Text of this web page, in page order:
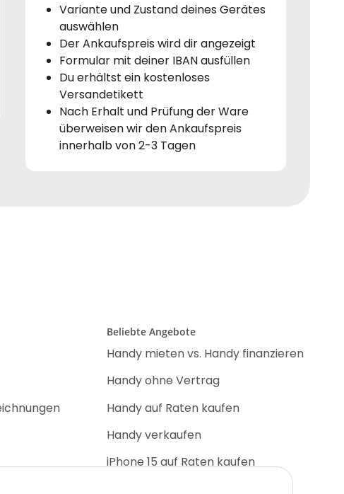
Variante und Zustand deines Gerätes
auswählen
Der Ankaufspreis wird dir angezeigt
Formular mit deiner IBAN ausfüllen
Du erhältst ein kostenloses
Versandetikett
Nach Erhalt und Prüfung der Ware
überweisen wir den Ankaufspreis
innerhalb von 2-3 Tagen
Beliebte Angebote
Handy mieten vs. Handy finanzieren
Handy ohne Vertrag
Handy auf Raten kaufen
Handy verkaufen
iPhone 15 auf Raten kaufen